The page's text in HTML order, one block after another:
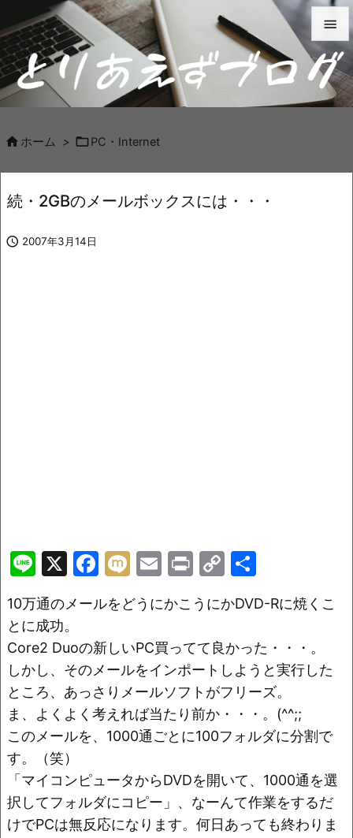


メニュ

 ホーム > PC・Internet
続・2GBのメールボックスには・・・
 2007年3月14日
Li
n
e
X
F
c
e
b
o
o
k
M
i
E
ai
l
Pr
t
C
p
y
Li
n
k
10万通のメールをどうにかこうにかDVD-Rに焼くこ
とに成功。
Core2 Duoの新しいPC買ってて良かった・・・。
しかし、そのメールをインポートしようと実行した
ところ、あっさりメールソフトがフリーズ。
ま、よくよく考えれば当たり前か・・・。(^^;;
このメールを、1000通ごとに100フォルダに分割で
す。（笑）
「マイコンピュータからDVDを開いて、1000通を選
択してフォルダにコピー」、なーんて作業をするだ
けでPCは無反応になります。何日あっても終わりま